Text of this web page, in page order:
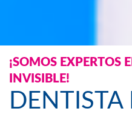
¡SOMOS EXPERTOS
INVISIBLE!
DENTISTA